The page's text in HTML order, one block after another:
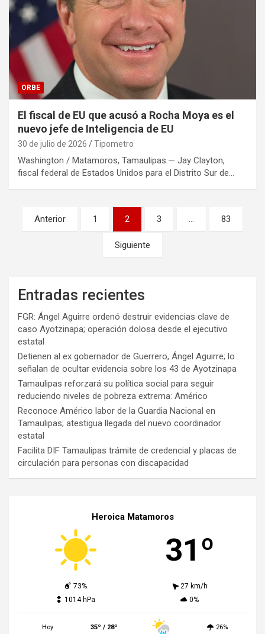
ORBE
El fiscal de EU que acusó a Rocha Moya es el
nuevo jefe de Inteligencia de EU
30 de julio de 2026 Tipometro
Washington / Matamoros, Tamaulipas.— Jay Clayton,
fiscal federal de Estados Unidos para el Distrito Sur de…
Paginación
de
Anterior 1 2 3 … 83
Siguiente
Entradas recientes
FGR: Ángel Aguirre ordenó destruir evidencias clave de
caso Ayotzinapa; operación dolosa desde el ejecutivo
estatal
Detienen al ex gobernador de Guerrero, Ángel Aguirre; lo
señalan de ocultar evidencia sobre los 43 de Ayotzinapa
Tamaulipas reforzará su política social para seguir
reduciendo niveles de pobreza extrema: Américo
Reconoce Américo labor de la Guardia Nacional en
Tamaulipas; atestigua llegada del nuevo coordinador
estatal
Facilita DIF Tamaulipas trámite de credencial y placas de
circulación para personas con discapacidad
Heroica Matamoros
31º
73%
27 km/h
1014 hPa
0%
Hoy 35º / 28º 26%